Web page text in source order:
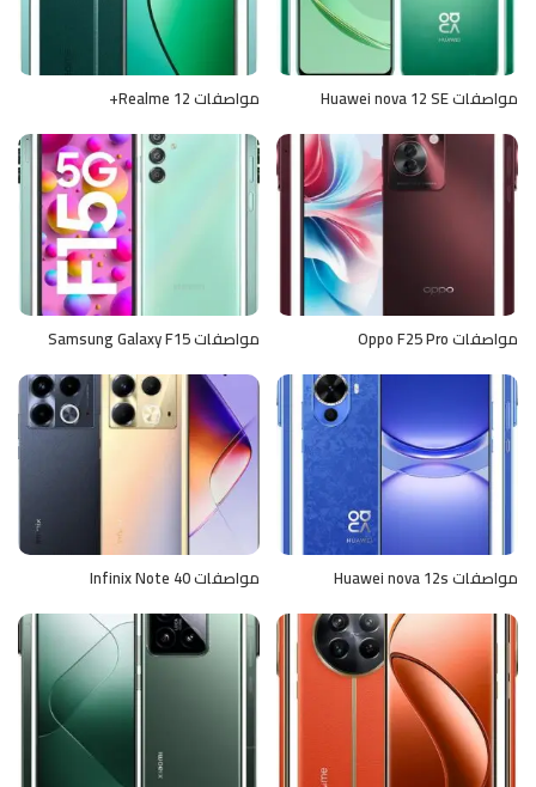
مواصفات Huawei nova 12 SE مواصفات Realme 12+
مواصفات Oppo F25 Pro مواصفات Samsung Galaxy F15
مواصفات Huawei nova 12s مواصفات Infinix Note 40